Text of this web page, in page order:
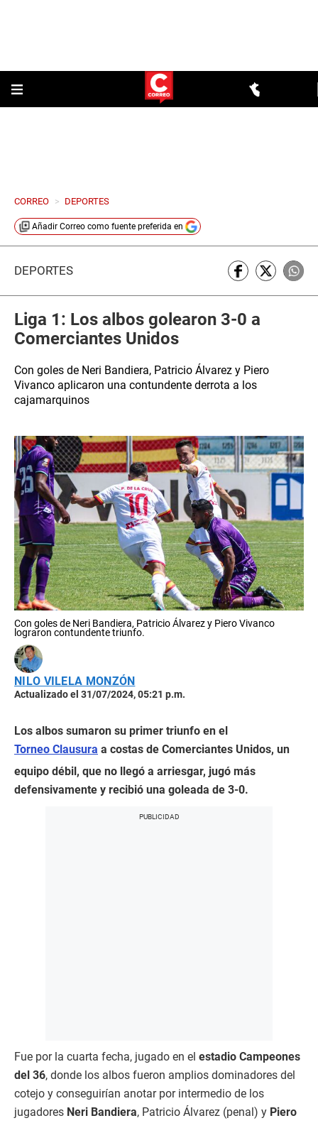
CORREO > DEPORTES
Añadir Correo como fuente preferida en
DEPORTES
Liga 1: Los albos golearon 3-0 a
Comerciantes Unidos
Con goles de Neri Bandiera, Patricio Álvarez y Piero
Vivanco aplicaron una contundente derrota a los
cajamarquinos
Con goles de Neri Bandiera, Patricio Álvarez y Piero Vivanco
lograron contundente triunfo.
NILO VILELA MONZÓN
Actualizado el 31/07/2024, 05:21 p.m.
Los albos sumaron su primer triunfo en el
Torneo Clausura a costas de Comerciantes Unidos, un
equipo débil, que no llegó a arriesgar, jugó más
defensivamente y recibió una goleada de 3-0.
Fue por la cuarta fecha, jugado en el estadio Campeones
del 36, donde los albos fueron amplios dominadores del
cotejo y conseguirían anotar por intermedio de los
jugadores Neri Bandiera, Patricio Álvarez (penal) y Piero